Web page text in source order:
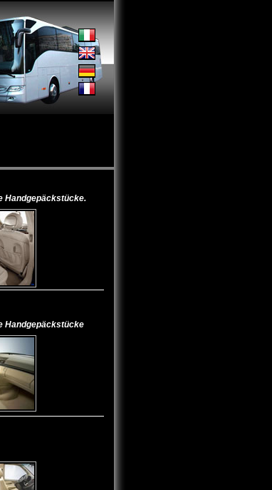
Handgepäckstücke.
Handgepäckstücke